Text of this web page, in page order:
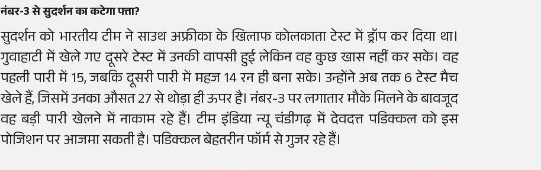
नंबर-3 से सुदर्शन का कटेगा पत्ता?
सुदर्शन को भारतीय टीम ने साउथ अफ्रीका के खिलाफ कोलकाता टेस्ट में ड्रॉप कर दिया था।
गुवाहाटी में खेले गए दूसरे टेस्ट में उनकी वापसी हुई लेकिन वह कुछ खास नहीं कर सके। वह
पहली पारी में 15, जबकि दूसरी पारी में महज 14 रन ही बना सके। उन्होंने अब तक 6 टेस्ट मैच
खेले हैं, जिसमें उनका औसत 27 से थोड़ा ही ऊपर है। नंबर-3 पर लगातार मौके मिलने के बावजूद
वह बड़ी पारी खेलने में नाकाम रहे हैं। टीम इंडिया न्यू चंडीगढ़ में देवदत्त पडिक्कल को इस
पोजिशन पर आजमा सकती है। पडिक्कल बेहतरीन फॉर्म से गुजर रहे हैं।